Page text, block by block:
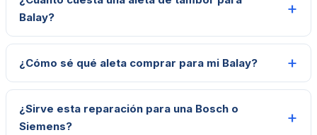
Balay?
¿Cómo sé qué aleta comprar para mi Balay?
¿Sirve esta reparación para una Bosch o
Siemens?